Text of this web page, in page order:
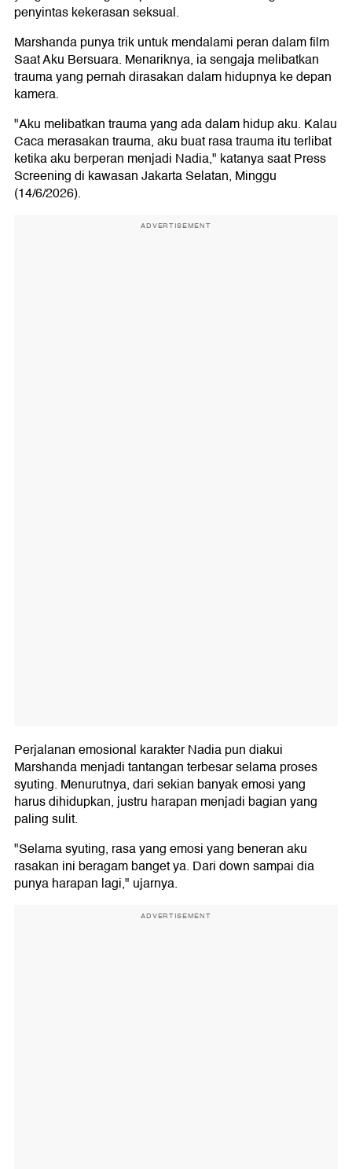
penyintas kekerasan seksual.
Marshanda punya trik untuk mendalami peran dalam film
Saat Aku Bersuara. Menariknya, ia sengaja melibatkan
trauma yang pernah dirasakan dalam hidupnya ke depan
kamera.
"Aku melibatkan trauma yang ada dalam hidup aku. Kalau
Caca merasakan trauma, aku buat rasa trauma itu terlibat
ketika aku berperan menjadi Nadia," katanya saat Press
Screening di kawasan Jakarta Selatan, Minggu
(14/6/2026).
ADVERTISEMENT
Perjalanan emosional karakter Nadia pun diakui
Marshanda menjadi tantangan terbesar selama proses
syuting. Menurutnya, dari sekian banyak emosi yang
harus dihidupkan, justru harapan menjadi bagian yang
paling sulit.
"Selama syuting, rasa yang emosi yang beneran aku
rasakan ini beragam banget ya. Dari down sampai dia
punya harapan lagi," ujarnya.
ADVERTISEMENT